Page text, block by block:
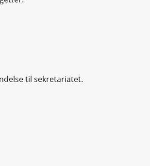
til sekretariatet.